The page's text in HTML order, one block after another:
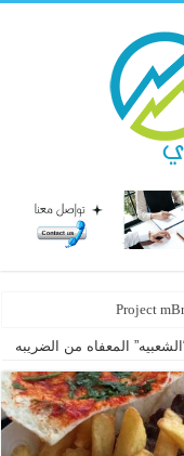
Project
المعفاه من الضريبه